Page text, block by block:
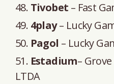
Tivobet – Fast
4play– Lucky
Pagol – Lucky
Estadium–
LTDA